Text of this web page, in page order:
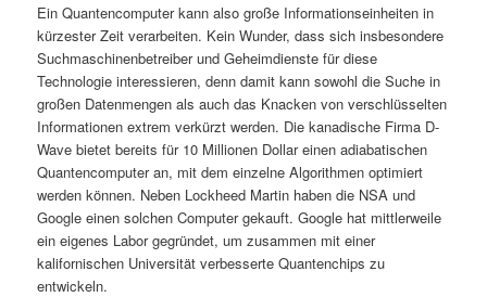
Ein Quantencomputer kann also große Informationseinheiten in
kürzester Zeit verarbeiten. Kein Wunder, dass sich insbesondere
Suchmaschinenbetreiber und Geheimdienste für diese
Technologie interessieren, denn damit kann sowohl die Suche in
großen Datenmengen als auch das Knacken von verschlüsselten
Informationen extrem verkürzt werden. Die kanadische Firma D-
Wave bietet bereits für 10 Millionen Dollar einen adiabatischen
Quantencomputer an, mit dem einzelne Algorithmen optimiert
werden können. Neben Lockheed Martin haben die NSA und
Google einen solchen Computer gekauft. Google hat mittlerweile
ein eigenes Labor gegründet, um zusammen mit einer
kalifornischen Universität verbesserte Quantenchips zu
entwickeln.